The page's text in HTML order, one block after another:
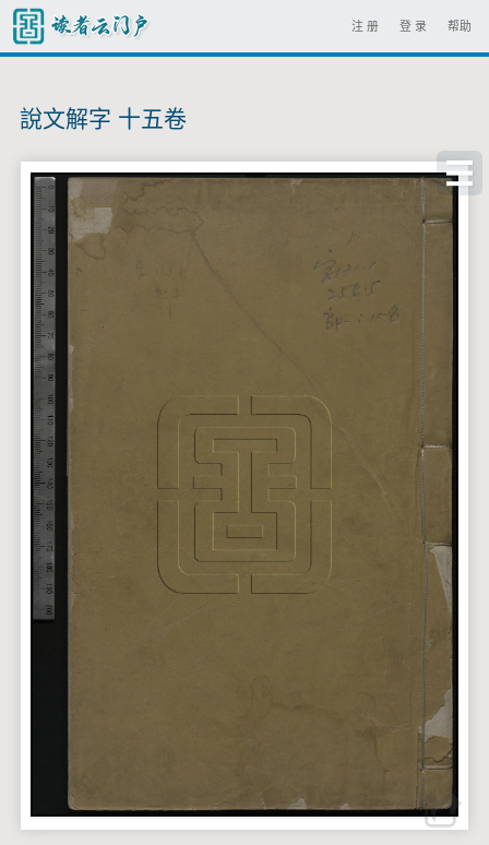
帮助
登 录
注 册
說文解字 十五卷